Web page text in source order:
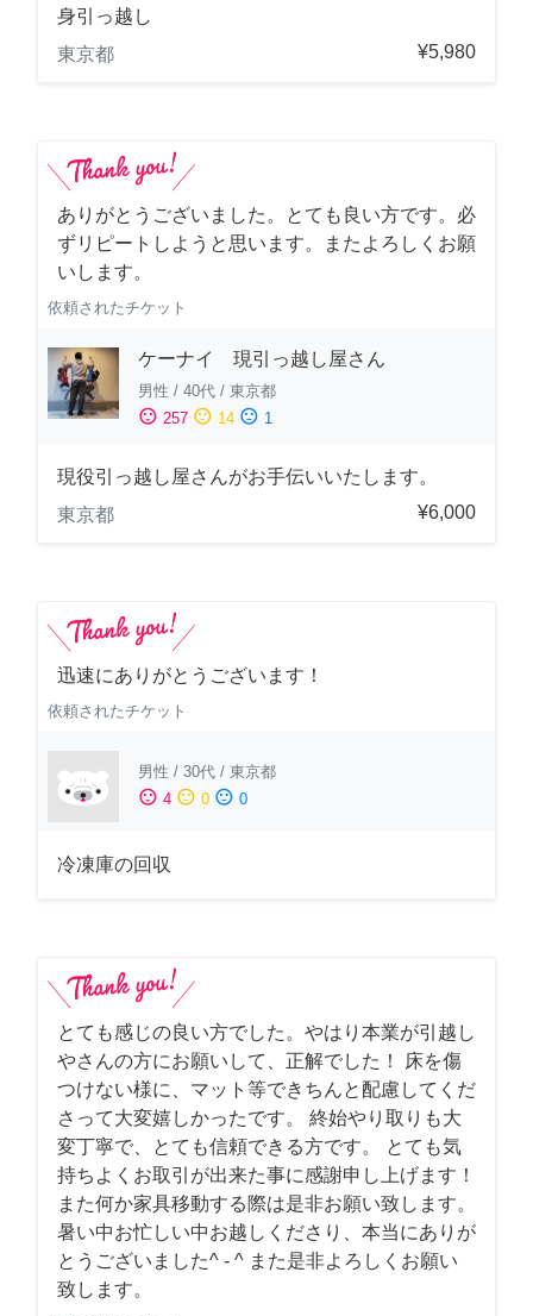
身引っ越し
東京都
¥5,980
ありがとうございました。とても良い方です。必
ずリピートしようと思います。またよろしくお願
いします。
依頼されたチケット
ケーナイ 現引っ越し屋さん
男性 / 40代 / 東京都
sentiment_satisfied 257 sentiment_neutral 14 sentiment_dissatisfied 1
現役引っ越し屋さんがお手伝いいたします。
東京都
¥6,000
迅速にありがとうございます！
依頼されたチケット
男性 / 30代 / 東京都
sentiment_satisfied 4 sentiment_neutral 0 sentiment_dissatisfied 0
冷凍庫の回収
とても感じの良い方でした。やはり本業が引越し
やさんの方にお願いして、正解でした！ 床を傷
つけない様に、マット等できちんと配慮してくだ
さって大変嬉しかったです。 終始やり取りも大
変丁寧で、とても信頼できる方です。 とても気
持ちよくお取引が出来た事に感謝申し上げます！
また何か家具移動する際は是非お願い致します。
暑い中お忙しい中お越しくださり、本当にありが
とうございました^ - ^ また是非よろしくお願い
致します。